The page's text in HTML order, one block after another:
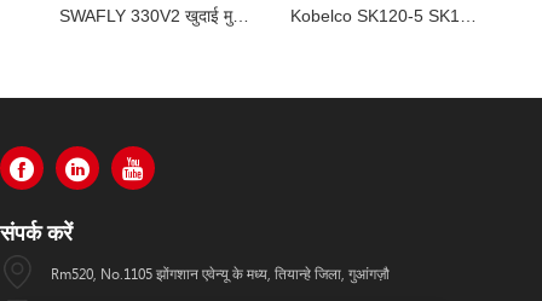
SWAFLY 330V2 खुदाई मुख्य नियंत्रण वाल्व
संपर्क करें
Rm520, No.1105 झोंगशान एवेन्यू के मध्य, तियान्हे जिला, गुआंगज़ौ